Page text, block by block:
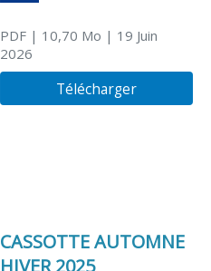
PDF| 10,70 Mo | 19 Juin
2026
Télécharger
CASSOTTE AUTOMNE
HIVER 2025